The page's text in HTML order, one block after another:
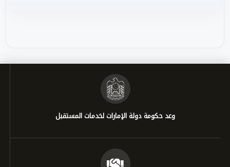
وعد حكومة دولة الإمارات لخدمات المستقبل